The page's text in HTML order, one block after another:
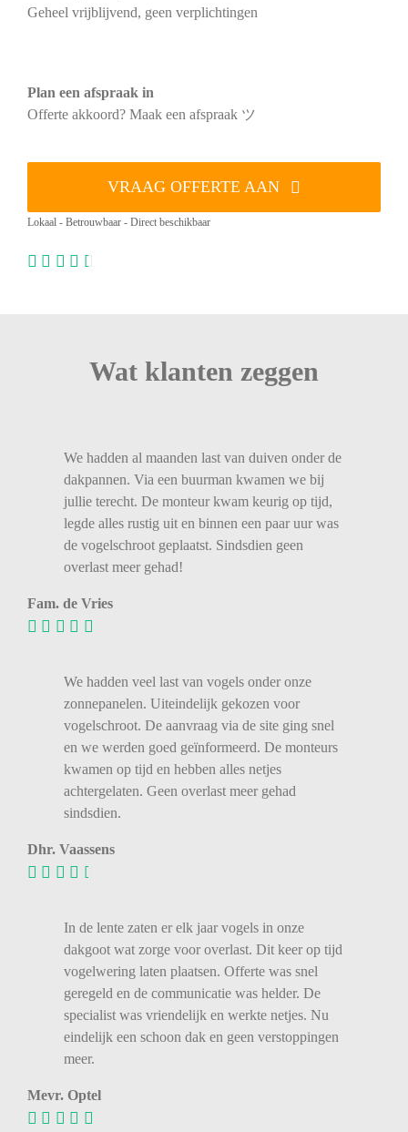
Geheel vrijblijvend, geen verplichtingen
Plan een afspraak in
Offerte akkoord? Maak een afspraak ツ
VRAAG OFFERTE AAN
Lokaal - Betrouwbaar - Direct beschikbaar
Wat klanten zeggen
We hadden al maanden last van duiven onder de
dakpannen. Via een buurman kwamen we bij
jullie terecht. De monteur kwam keurig op tijd,
legde alles rustig uit en binnen een paar uur was
de vogelschroot geplaatst. Sindsdien geen
overlast meer gehad!
Fam. de Vries
We hadden veel last van vogels onder onze
zonnepanelen. Uiteindelijk gekozen voor
vogelschroot. De aanvraag via de site ging snel
en we werden goed geïnformeerd. De monteurs
kwamen op tijd en hebben alles netjes
achtergelaten. Geen overlast meer gehad
sindsdien.
Dhr. Vaassens
In de lente zaten er elk jaar vogels in onze
dakgoot wat zorge voor overlast. Dit keer op tijd
vogelwering laten plaatsen. Offerte was snel
geregeld en de communicatie was helder. De
specialist was vriendelijk en werkte netjes. Nu
eindelijk een schoon dak en geen verstoppingen
meer.
Mevr. Optel